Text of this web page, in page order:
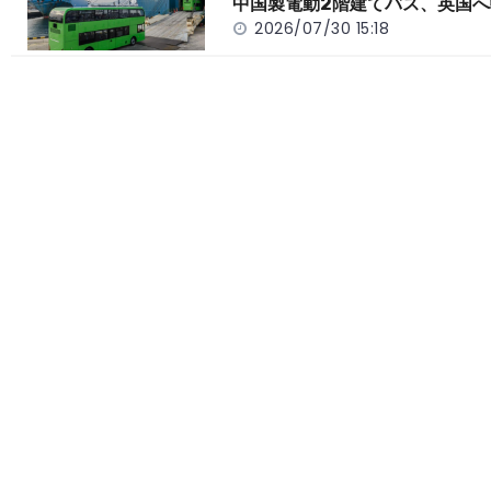
中国製電動2階建てバス、英国
2026/07/30 15:18